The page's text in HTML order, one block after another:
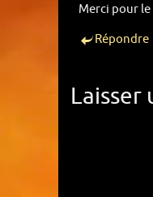
Merci pour
Répondre
Laisser